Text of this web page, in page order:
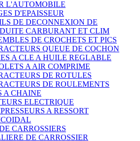
L'AUTOMOBILE
D'EPAISSEUR
DE DECONNEXION DE
CARBURANT ET CLIM
DE CROCHETS ET PICS
QUEUE DE COCHON
A CLE A HUILE REGLABLE
A AIR COMPRIME
DE ROTULES
DE ROULEMENTS
A CHAINE
ELECTRIQUE
A RESSORT
CARROSSIERS
DE CARROSSIER